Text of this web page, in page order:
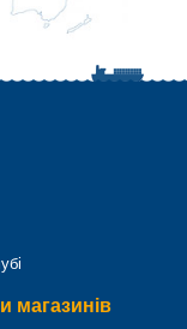
магазинів